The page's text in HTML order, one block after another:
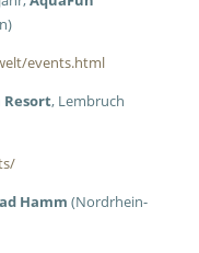
events.html
Resort, Lembruch
Hamm (Nordrhein-